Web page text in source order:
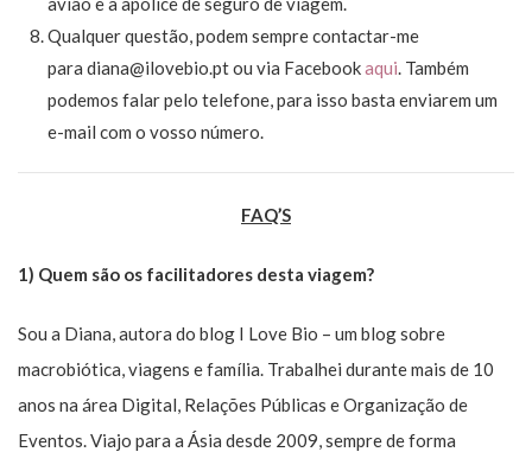
Qualquer questão, podem sempre contactar-me
para diana@ilovebio.pt ou via Facebookaqui. Também
podemos falar pelo telefone, para isso basta enviarem um
e-mail com o vosso número.
FAQ’S
1) Quem são os facilitadores desta viagem?
Sou a Diana, autora do blog I Love Bio – um blog sobre
macrobiótica, viagens e família. Trabalhei durante mais de 10
anos na área Digital, Relações Públicas e Organização de
Eventos. Viajo para a Ásia desde 2009, sempre de forma